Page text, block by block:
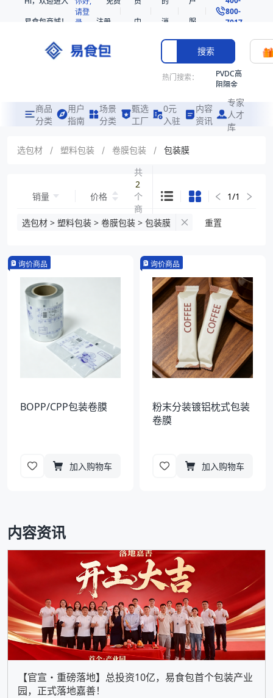
易食包商城！
请登
录
注册
中
消
息
服
务
800-
7017
搜索
热门搜索：
PVDC高
阻隔金
共挤热
收缩袋
221360
烤箱袋
袋
拉伸膜
商品
分类
用户
指南
场景
分类
甄选
工厂
0元
入驻
内容
资讯
专家
人才
库
选包材 / 塑料包装 / 卷膜包装 / 包装膜
销量 价格
共
2
个
商
品
1/1
选包材 > 塑料包装 > 卷膜包装 > 包装膜 重置
询价商品
BOPP/CPP包装卷膜
加入购物车
询价商品
粉末分装镀铝枕式包装
卷膜
加入购物车
内容资讯
【官宣・重磅落地】总投资10亿，易食包首个包装产业
园，正式落地嘉善！